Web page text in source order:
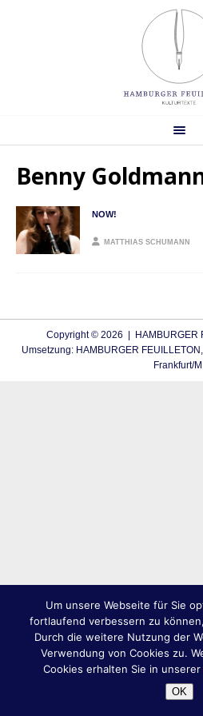
Benny
NOW!
MATTHIAS SCHUMANN
Copyright © 2026 | HAMBURGER
Umsetzung: HAMBURGER
Frankfurt/M.
Um unsere Webseite für Sie
fortlaufend verbessern zu
Durch die weitere Nutzung der
Verwendung von Cookies zu.
Cookies erhalten Sie in unserer
OK